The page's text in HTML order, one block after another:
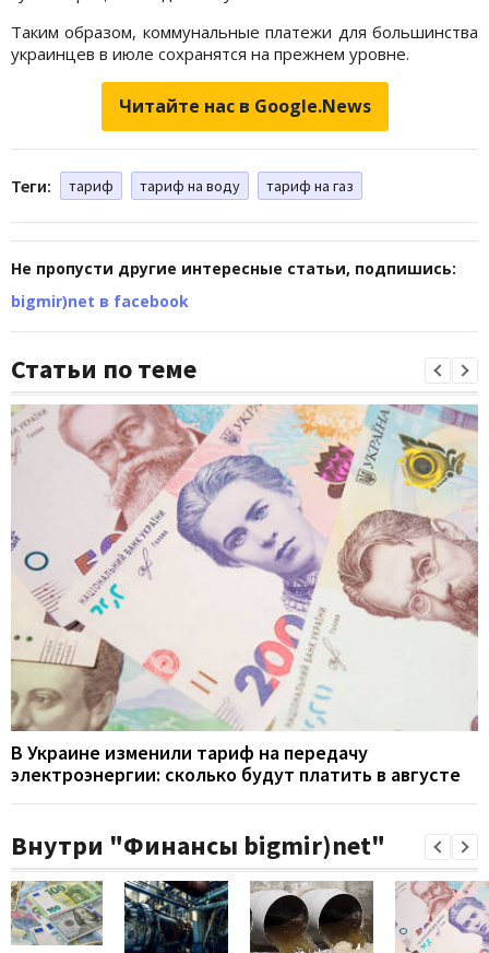
Таким образом, коммунальные платежи для большинства
украинцев в июле сохранятся на прежнем уровне.
Читайте нас в Google.News
Теги: тариф тариф на воду тариф на газ
Не пропусти другие интересные статьи, подпишись:
bigmir)net в facebook
Статьи по теме
В Украине изменили тариф на передачу
электроэнергии: сколько будут платить в августе
Внутри "Финансы bigmir)net"